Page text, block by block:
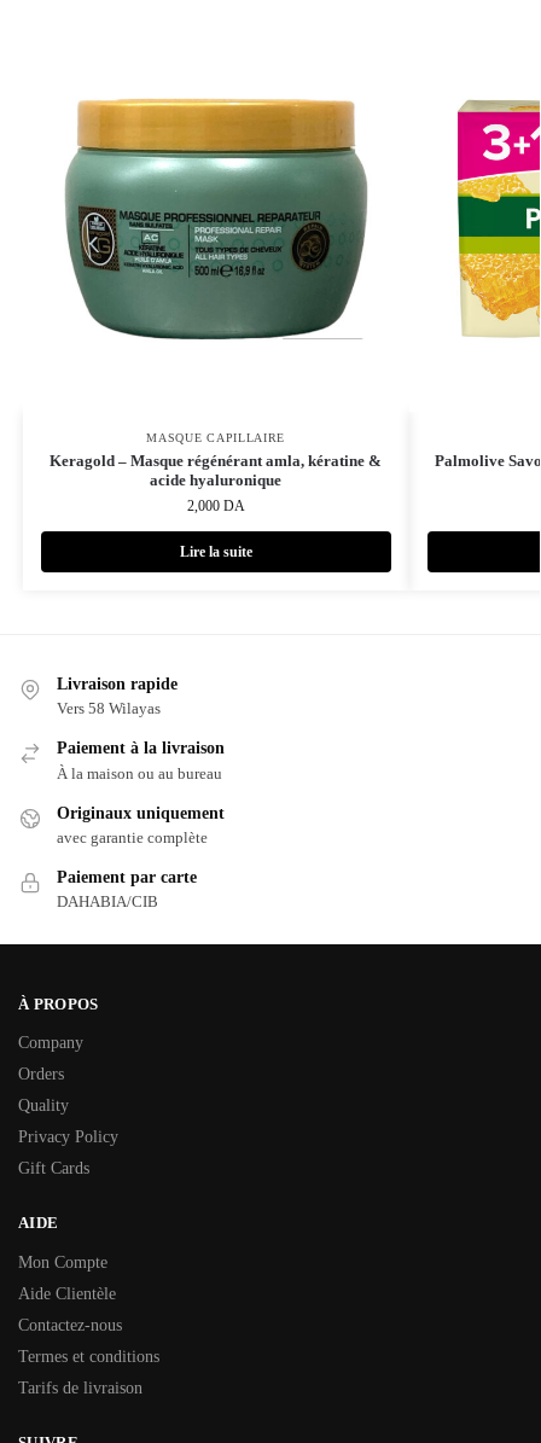
MASQUE CAPILLAIRE
Keragold – Masque régénérant amla, kératine &
acide hyaluronique
2,000 DA
Lire la suite
Palmolive
Livraison rapide
Vers 58 Wilayas
Paiement à la livraison
À la maison ou au bureau
Originaux uniquement
avec garantie complète
Paiement par carte
DAHABIA/CIB
À PROPOS
Company
Orders
Quality
Privacy Policy
Gift Cards
AIDE
Mon Compte
Aide Clientèle
Contactez-nous
Termes et conditions
Tarifs de livraison